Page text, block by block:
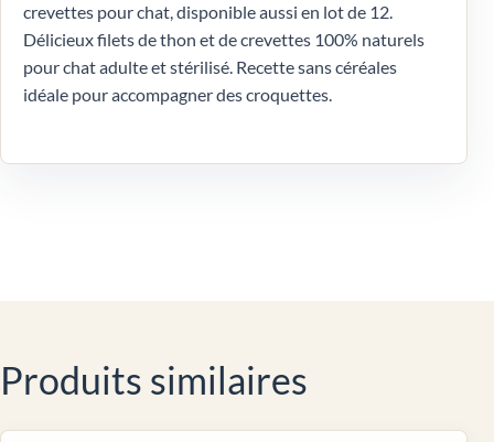
crevettes pour chat, disponible aussi en lot de 12.
Délicieux filets de thon et de crevettes 100% naturels
pour chat adulte et stérilisé. Recette sans céréales
idéale pour accompagner des croquettes.
Produits similaires